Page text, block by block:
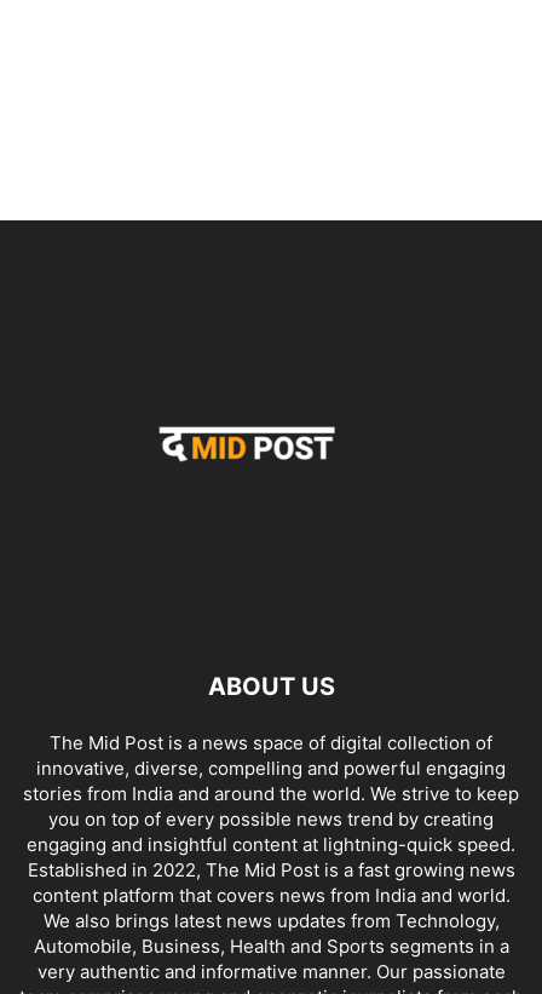
ABOUT US
The Mid Post is a news space of digital collection of
innovative, diverse, compelling and powerful engaging
stories from India and around the world. We strive to keep
you on top of every possible news trend by creating
engaging and insightful content at lightning-quick speed.
Established in 2022, The Mid Post is a fast growing news
content platform that covers news from India and world.
We also brings latest news updates from Technology,
Automobile, Business, Health and Sports segments in a
very authentic and informative manner. Our passionate